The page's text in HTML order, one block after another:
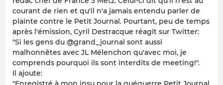
courant de rien et qu'il n'a jamais entendu parler de
plainte contre le Petit Journal. Pourtant, peu de temps
après l'émission, Cyril Destracque réagit sur Twitter:
"Si les gens du @grand_journal sont aussi
malhonnêtes avec JL Mélenchon qu'avec moi, je
comprends pourquoi ils sont interdits de meeting!".
Il ajoute: